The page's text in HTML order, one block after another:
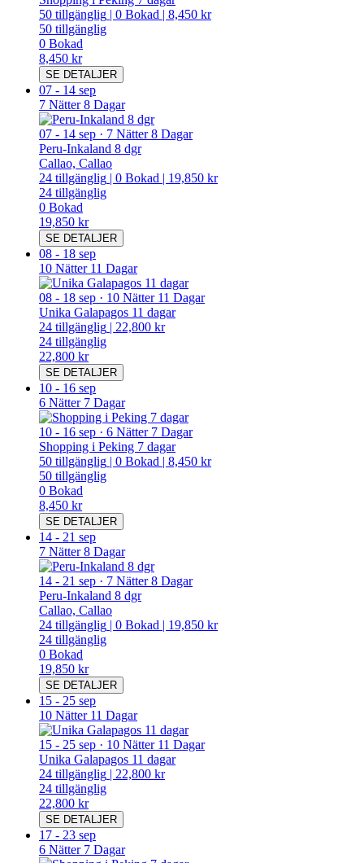
50 tillgänglig | 0 Bokad | 8,450 kr
50 tillgänglig
0 Bokad
8,450 kr
SE DETALJER
07 - 14 sep
7 Nätter 8 Dagar
07 - 14 sep · 7 Nätter 8 Dagar
Peru-Inkaland 8 dgr
Callao, Callao
24 tillgänglig | 0 Bokad | 19,850 kr
24 tillgänglig
0 Bokad
19,850 kr
SE DETALJER
08 - 18 sep
10 Nätter 11 Dagar
08 - 18 sep · 10 Nätter 11 Dagar
Unika Galapagos 11 dagar
24 tillgänglig | 22,800 kr
24 tillgänglig
22,800 kr
SE DETALJER
10 - 16 sep
6 Nätter 7 Dagar
10 - 16 sep · 6 Nätter 7 Dagar
Shopping i Peking 7 dagar
50 tillgänglig | 0 Bokad | 8,450 kr
50 tillgänglig
0 Bokad
8,450 kr
SE DETALJER
14 - 21 sep
7 Nätter 8 Dagar
14 - 21 sep · 7 Nätter 8 Dagar
Peru-Inkaland 8 dgr
Callao, Callao
24 tillgänglig | 0 Bokad | 19,850 kr
24 tillgänglig
0 Bokad
19,850 kr
SE DETALJER
15 - 25 sep
10 Nätter 11 Dagar
15 - 25 sep · 10 Nätter 11 Dagar
Unika Galapagos 11 dagar
24 tillgänglig | 22,800 kr
24 tillgänglig
22,800 kr
SE DETALJER
17 - 23 sep
6 Nätter 7 Dagar